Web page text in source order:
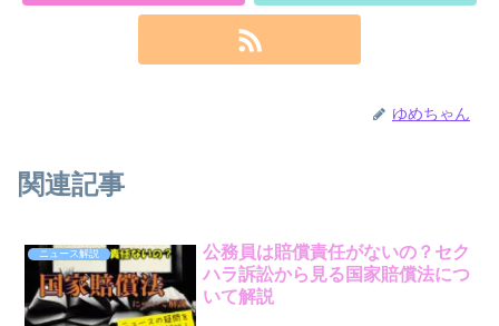
ゆめちゃん
関連記事
ニュース解説
公務員は賠償責任がないの？セク
ハラ訴訟から見る国家賠償法につ
いて解説